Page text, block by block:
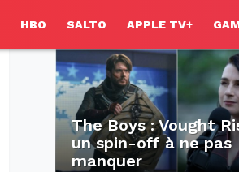
HBO SALTO APPLE TV+
The Boys : Vought
un spin-off à ne pas
manquer